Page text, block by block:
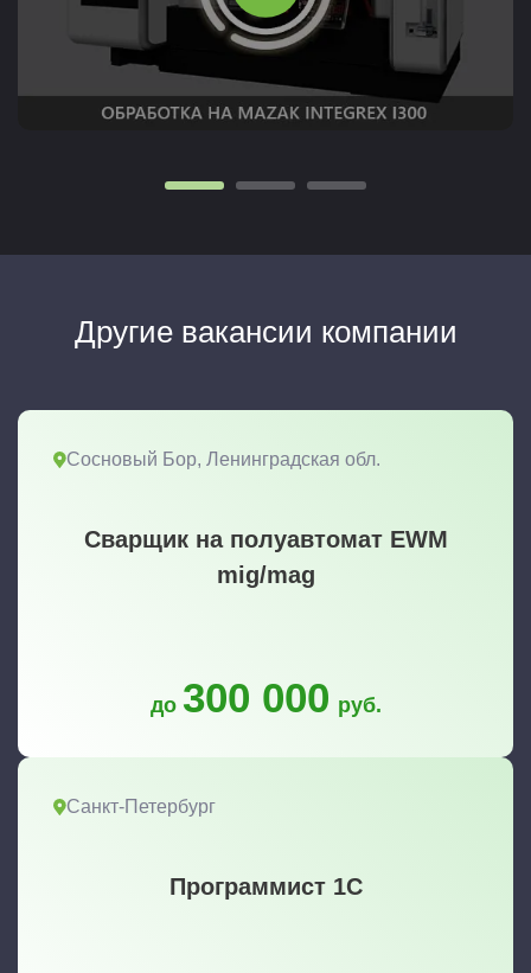
Другие вакансии компании
Сосновый Бор, Ленинградская обл.
Сварщик на полуавтомат EWM
mig/mag
до 300 000 руб.
Санкт-Петербург
Программист 1С